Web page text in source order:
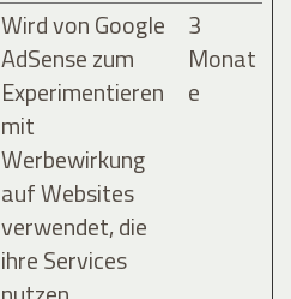
Wird von Google
AdSense zum
Experimentieren
mit
Werbewirkung
auf Websites
verwendet, die
ihre Services
3
Monat
e